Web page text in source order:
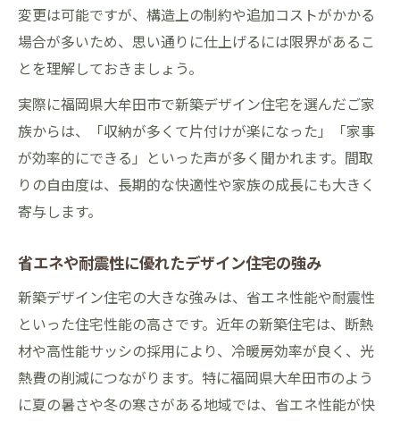
変更は可能ですが、構造上の制約や追加コストがかかる
場合が多いため、思い通りに仕上げるには限界があるこ
とを理解しておきましょう。
実際に福岡県大牟田市で新築デザイン住宅を選んだご家
族からは、「収納が多くて片付けが楽になった」「家事
が効率的にできる」といった声が多く聞かれます。間取
りの自由度は、長期的な快適性や家族の成長にも大きく
寄与します。
省エネや耐震性に優れたデザイン住宅の強み
新築デザイン住宅の大きな強みは、省エネ性能や耐震性
といった住宅性能の高さです。近年の新築住宅は、断熱
材や高性能サッシの採用により、冷暖房効率が良く、光
熱費の削減につながります。特に福岡県大牟田市のよう
に夏の暑さや冬の寒さがある地域では、省エネ性能が快